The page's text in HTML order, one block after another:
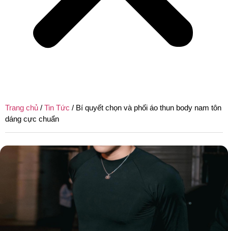
Trang chủ / Tin Tức / Bí quyết chọn và phối áo thun body nam tôn
dáng cực chuẩn